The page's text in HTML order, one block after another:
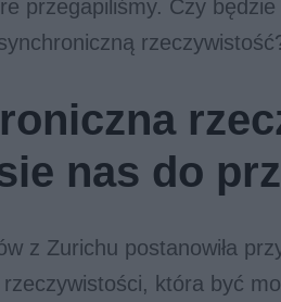
przegapiliśmy. Czy
nas do
z Zurichu postanowiła
która być